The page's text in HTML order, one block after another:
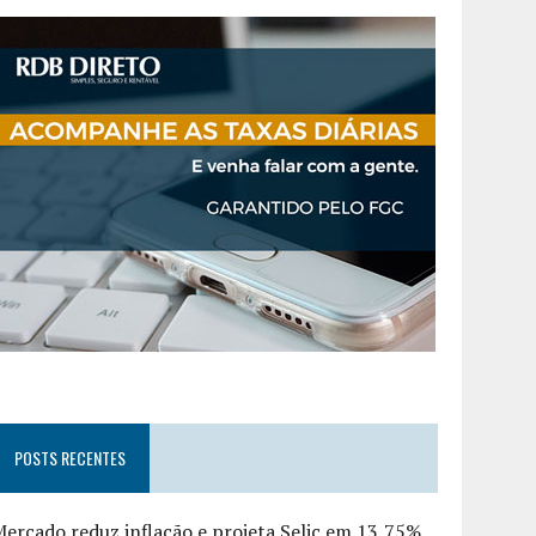
POSTS RECENTES
reduz inflação e projeta Selic em 13,75%